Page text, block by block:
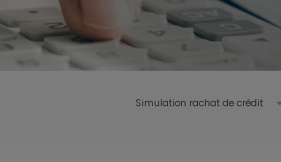
Simulation rachat de crédit